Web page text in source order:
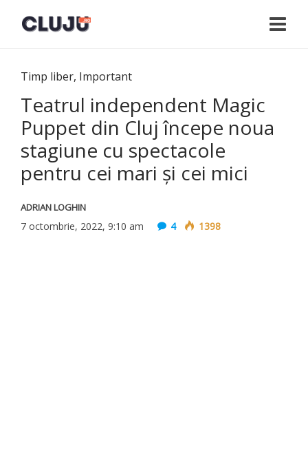
Timp liber, Important
Teatrul independent Magic
Puppet din Cluj începe noua
stagiune cu spectacole
pentru cei mari și cei mici
ADRIAN LOGHIN
7 octombrie, 2022, 9:10 am 4 1398